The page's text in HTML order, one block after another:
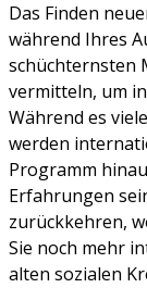
Das Finden
während Ihres
schüchternsten
vermitteln, um
Während es
werden
Programm
Erfahrungen
zurückkehren,
Sie noch mehr
alten sozialen